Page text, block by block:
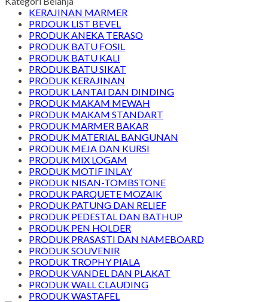
KERAJINAN MARMER
PRDOUK LIST BEVEL
PRODUK ANEKA TERASO
PRODUK BATU FOSIL
PRODUK BATU KALI
PRODUK BATU SIKAT
PRODUK KERAJINAN
PRODUK LANTAI DAN DINDING
PRODUK MAKAM MEWAH
PRODUK MAKAM STANDART
PRODUK MARMER BAKAR
PRODUK MATERIAL BANGUNAN
PRODUK MEJA DAN KURSI
PRODUK MIX LOGAM
PRODUK MOTIF INLAY
PRODUK NISAN-TOMBSTONE
PRODUK PARQUETE MOZAIK
PRODUK PATUNG DAN RELIEF
PRODUK PEDESTAL DAN BATHUP
PRODUK PEN HOLDER
PRODUK PRASASTI DAN NAMEBOARD
PRODUK SOUVENIR
PRODUK TROPHY PIALA
PRODUK VANDEL DAN PLAKAT
PRODUK WALL CLAUDING
PRODUK WASTAFEL